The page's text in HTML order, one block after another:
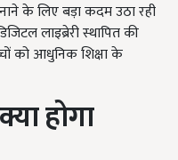
के लिए बड़ा कदम उठा रही
लाइब्रेरी स्थापित की
को आधुनिक शिक्षा के
होगा